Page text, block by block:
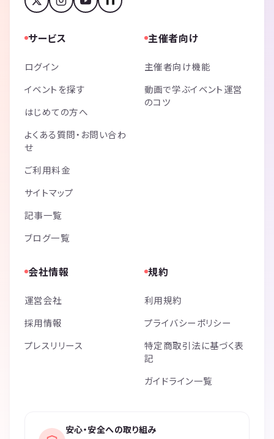
サービス
ログイン
イベントを探す
はじめての方へ
よくある質問・お問い合わ
せ
ご利用料金
サイトマップ
記事一覧
ブログ一覧
主催者向け
主催者向け機能
動画で学ぶイベント運営
のコツ
会社情報
運営会社
採用情報
プレスリリース
規約
利用規約
プライバシーポリシー
特定商取引法に基づく表
記
ガイドライン一覧
安心・安全への取り組み